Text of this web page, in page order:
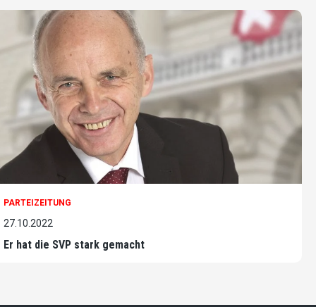
PARTEIZEITUNG
27.10.2022
Er hat die SVP stark gemacht